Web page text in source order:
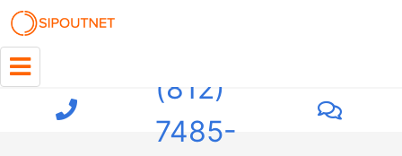
(812)
7485-